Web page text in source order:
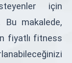
için
Bu makalede,
fiyatlı fitness